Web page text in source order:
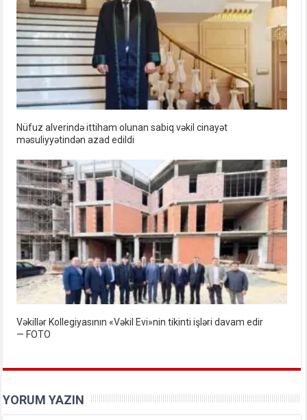
Nüfuz alverində ittiham olunan sabiq vəkil cinayət
məsuliyyətindən azad edildi
Vəkillər Kollegiyasının «Vəkil Evi»nin tikinti işləri davam edir
— FOTO
YORUM YAZIN